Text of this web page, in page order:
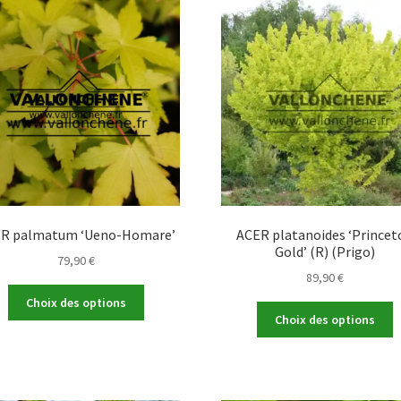
Les
options
peuvent
être
choisies
sur
la
page
produit
la
palmatum ‘Ueno-Homare’
79,90€
Choix des options
ACER platanoides
Gold’ (R) (Prigo)
89,90€
Choix des options